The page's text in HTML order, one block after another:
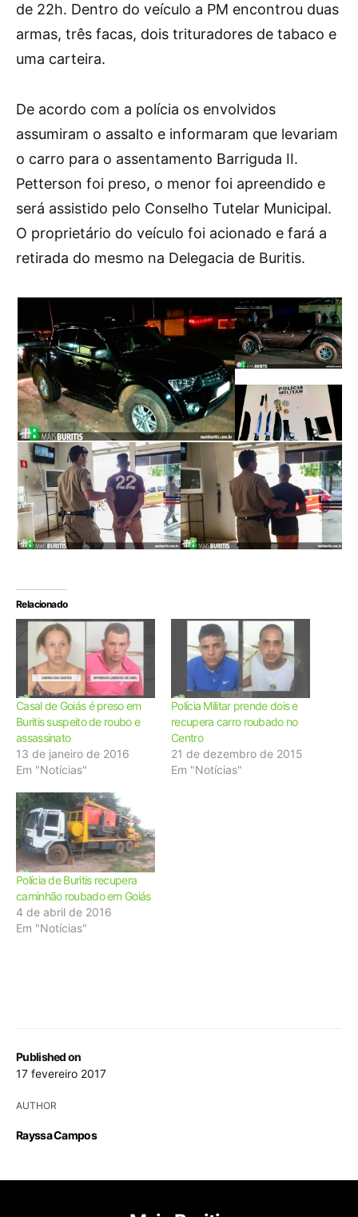
Published on
17 fevereiro 2017
AUTHOR
Rayssa Campos
de 22h. Dentro do veículo a PM encontrou duas
armas, três facas, dois trituradores de tabaco e
uma carteira.
De acordo com a polícia os envolvidos
assumiram o assalto e informaram que levariam
o carro para o assentamento Barriguda II.
Petterson foi preso, o menor foi apreendido e
será assistido pelo Conselho Tutelar Municipal.
O proprietário do veículo foi acionado e fará a
retirada do mesmo na Delegacia de Buritis.
Relacionado
Casal de Goiás é preso em
Buritis suspeito de roubo e
assassinato
13 de janeiro de 2016
Em "Notícias"
Polícia Militar prende dois e
recupera carro roubado no
Centro
21 de dezembro de 2015
Em "Notícias"
Polícia de Buritis recupera
caminhão roubado em Goiás
4 de abril de 2016
Em "Notícias"